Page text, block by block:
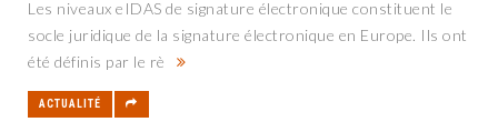
Les niveaux eIDAS de signature électronique constituent le
socle juridique de la signature électronique en Europe. Ils ont
été définis par le rè
ACTUALITÉ